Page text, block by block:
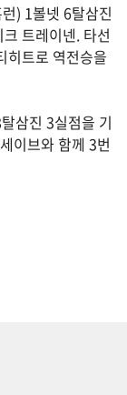
) 1볼넷 6탈삼진
트레이넨. 타선
히트로 역전승을
삼진 3실점을 기
이브와 함께 3번